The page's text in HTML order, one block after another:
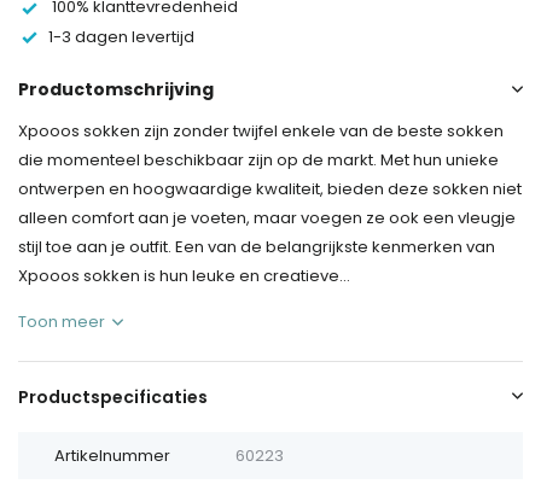
100% klanttevredenheid
1-3 dagen levertijd
Productomschrijving
Xpooos sokken zijn zonder twijfel enkele van de beste sokken
die momenteel beschikbaar zijn op de markt. Met hun unieke
ontwerpen en hoogwaardige kwaliteit, bieden deze sokken niet
alleen comfort aan je voeten, maar voegen ze ook een vleugje
stijl toe aan je outfit. Een van de belangrijkste kenmerken van
Xpooos sokken is hun leuke en creatieve...
Toon meer
Productspecificaties
Artikelnummer 60223